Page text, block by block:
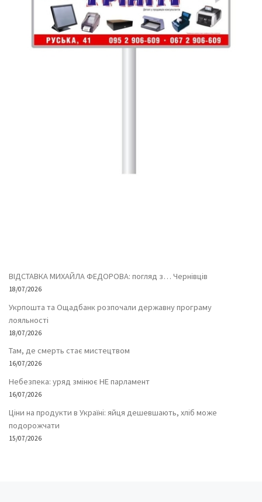
ВІДСТАВКА МИХАЙЛА ФЕДОРОВА: погляд з… Чернівців
18/07/2026
Укрпошта та Ощадбанк розпочали державну програму
лояльності
18/07/2026
Там, де смерть стає мистецтвом
16/07/2026
Небезпека: уряд змінює НЕ парламент
16/07/2026
Ціни на продукти в Україні: яйця дешевшають, хліб може
подорожчати
15/07/2026